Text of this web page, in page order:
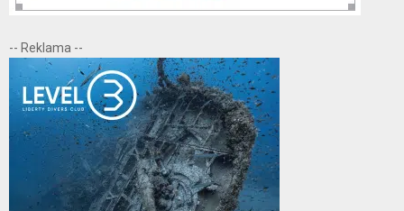
-- Reklama --